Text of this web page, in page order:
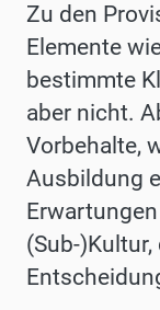
Zu den
Elemente
bestimmte
aber nicht.
Vorbehalte,
Ausbildung
(Sub-